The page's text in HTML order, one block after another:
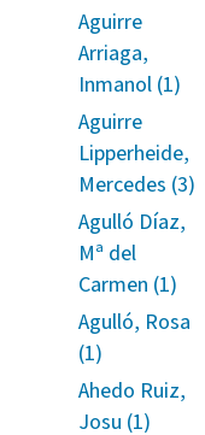
Aguirre
Arriaga,
Inmanol (1)
Aguirre
Lipperheide,
Mercedes (3)
Agulló Díaz,
Mª del
Carmen (1)
Agulló, Rosa
(1)
Ahedo Ruiz,
Josu (1)